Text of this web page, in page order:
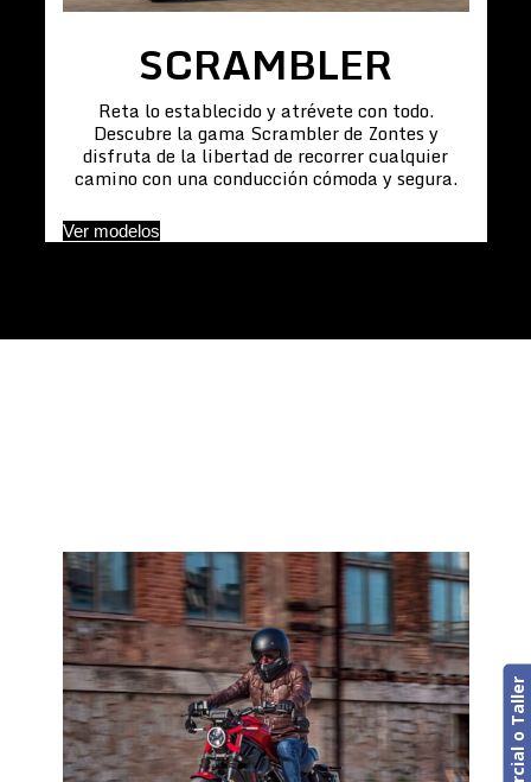
SCRAMBLER
Reta lo establecido y atrévete con todo.
Descubre la gama Scrambler de Zontes y
disfruta de la libertad de recorrer cualquier
camino con una conducción cómoda y segura.
Ver modelos